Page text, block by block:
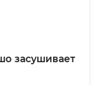
засушивает